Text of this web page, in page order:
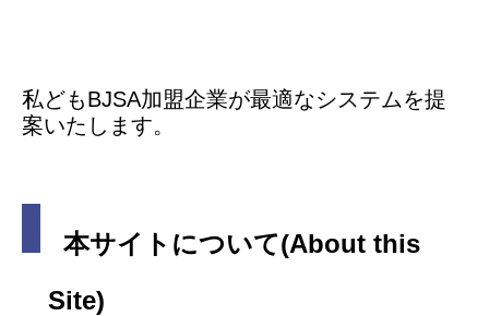
​私どもBJSA加盟企業が最適なシステムを提
案いたします。
本サイトについて(About this
Site)